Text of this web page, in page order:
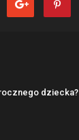
dziecka?